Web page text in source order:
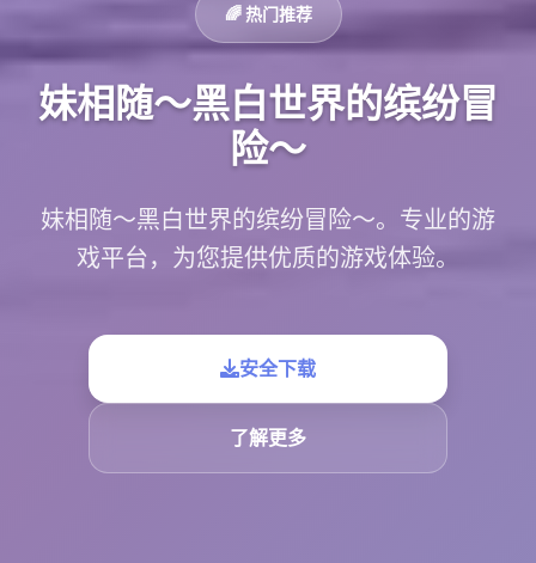
🌈 热门推荐
妹相随～黑白世界的缤纷冒
险～
妹相随～黑白世界的缤纷冒险～。专业的游
戏平台，为您提供优质的游戏体验。
安全下载
了解更多